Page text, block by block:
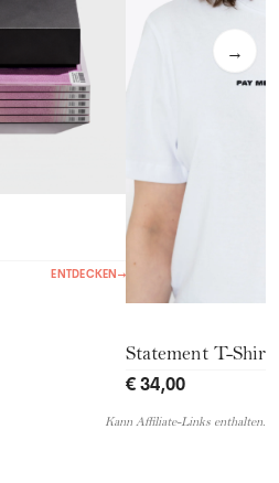
→
ENTDECKEN →
Statement T-Shirt
€ 34,00
Kann Affiliate-Links enthalten.